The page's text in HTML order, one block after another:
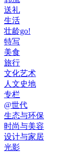
送礼
生活
壮龄go!
特写
美食
旅行
文化艺术
人文史地
专栏
@世代
生态与环保
时尚与美容
设计与家居
光影